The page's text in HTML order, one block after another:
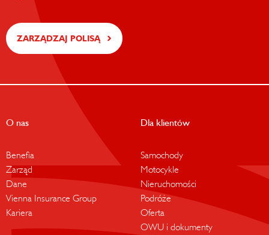
ZARZĄDZAJ POLISĄ
O nas
Benefia
Zarząd
Dane
Vienna Insurance Group
Kariera
Dla klientów
Samochody
Motocykle
Nieruchomości
Podróże
Oferta
OWU i dokumenty